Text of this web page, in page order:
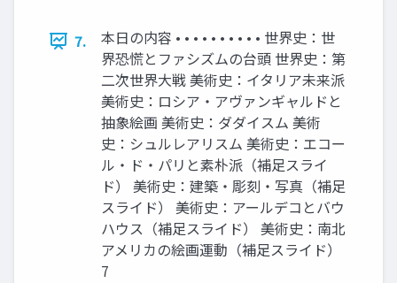
7.
本日の内容 • • • • • • • • • • 世界史：世
界恐慌とファシズムの台頭 世界史：第
二次世界大戦 美術史：イタリア未来派
美術史：ロシア・アヴァンギャルドと
抽象絵画 美術史：ダダイスム 美術
史：シュルレアリスム 美術史：エコー
ル・ド・パリと素朴派（補足スライ
ド） 美術史：建築・彫刻・写真（補足
スライド） 美術史：アールデコとバウ
ハウス（補足スライド） 美術史：南北
アメリカの絵画運動（補足スライド）
7